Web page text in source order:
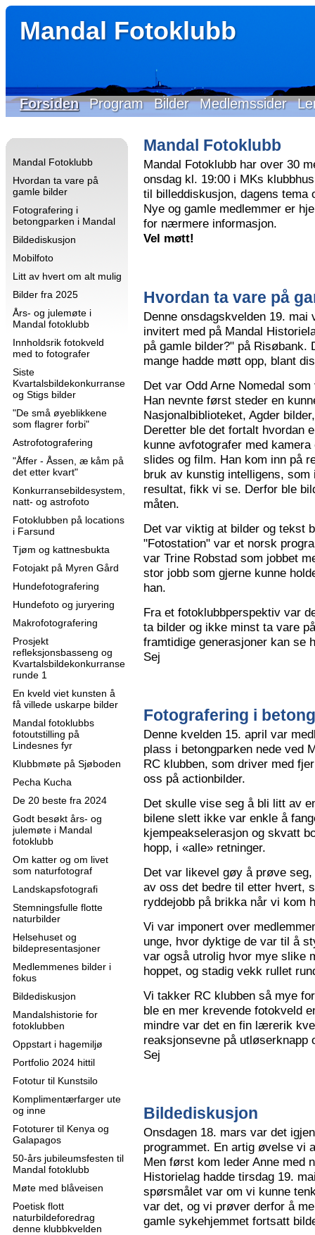
Mandal Fotoklubb
Forsiden Program Bilder Medlemssider
Mandal Fotoklubb
Hvordan ta vare på
gamle bilder
Fotografering i
betongparken i Mandal
Bildediskusjon
Mobilfoto
Litt av hvert om alt mulig
Bilder fra 2025
Års- og julemøte i
Mandal fotoklubb
Innholdsrik fotokveld
med to fotografer
Siste
Kvartalsbildekonkurranse
og Stigs bilder
"De små øyeblikkene
som flagrer forbi"
Astrofotografering
"Åffer - Åssen, æ kåm på
det etter kvart"
Konkurransebildesystem,
natt- og astrofoto
Fotoklubben på locations
i Farsund
Tjøm og kattnesbukta
Fotojakt på Myren Gård
Hundefotografering
Hundefoto og juryering
Makrofotografering
Prosjekt
refleksjonsbasseng og
Kvartalsbildekonkurranse
runde 1
En kveld viet kunsten å
få villede uskarpe bilder
Mandal fotoklubbs
fotoutstilling på
Lindesnes fyr
Klubbmøte på Sjøboden
Pecha Kucha
De 20 beste fra 2024
Godt besøkt års- og
julemøte i Mandal
fotoklubb
Om katter og om livet
som naturfotograf
Landskapsfotografi
Stemningsfulle flotte
naturbilder
Helsehuset og
bildepresentasjoner
Medlemmenes bilder i
fokus
Bildediskusjon
Mandalshistorie for
fotoklubben
Oppstart i hagemiljø
Portfolio 2024 hittil
Fototur til Kunstsilo
Komplimentærfarger ute
og inne
Fototurer til Kenya og
Galapagos
50-års jubileumsfesten til
Mandal fotoklubb
Møte med blåveisen
Poetisk flott
naturbildeforedrag
denne klubbkvelden
Mandal Fotoklubb
Mandal Fotoklubb har over 30
onsdag kl. 19:00 i MKs
til billeddiskusjon, dagens
Nye og gamle medlemmer er
for nærmere informasjon.
Vel møtt!
Hvordan ta vare på
Denne onsdagskvelden 19.
invitert med på Mandal
på gamle bilder?" på
mange hadde møtt opp, blant
Det var Odd Arne Nomedal
Han nevnte først steder en
Nasjonalbiblioteket, Agder
Deretter ble det fortalt hvordan
kunne avfotografer med
slides og film. Han kom inn på
bruk av kunstig intelligens,
resultat, fikk vi se. Derfor ble
måten.
Det var viktig at bilder og tekst
"Fotostation" var et norsk
var Trine Robstad som jobbet
stor jobb som gjerne kunne
han.
Fra et fotoklubbperspektiv var
ta bilder og ikke minst ta vare
framtidige generasjoner kan se
Sej
Fotografering i
Denne kvelden 15. april var
plass i betongparken nede ved
RC klubben, som driver med
oss på actionbilder.
Det skulle vise seg å bli litt av
bilene slett ikke var enkle å
kjempeakselerasjon og skvatt
hopp, i «alle» retninger.
Det var likevel gøy å prøve
av oss det bedre til etter hvert,
ryddejobb på brikka når vi kom
Vi var imponert over
unge, hvor dyktige de var til å
var også utrolig hvor mye slike
hoppet, og stadig vekk rullet
Vi takker RC klubben så mye
ble en mer krevende fotokveld
mindre var det en fin lærerik
reaksjonsevne på utløserknapp
Sej
Bildediskusjon
Onsdagen 18. mars var det
programmet. En artig øvelse vi
Men først kom leder Anne med
Historielag hadde tirsdag 19.
spørsmålet var om vi kunne
var det, og vi prøver derfor å
gamle sykehjemmet fortsatt